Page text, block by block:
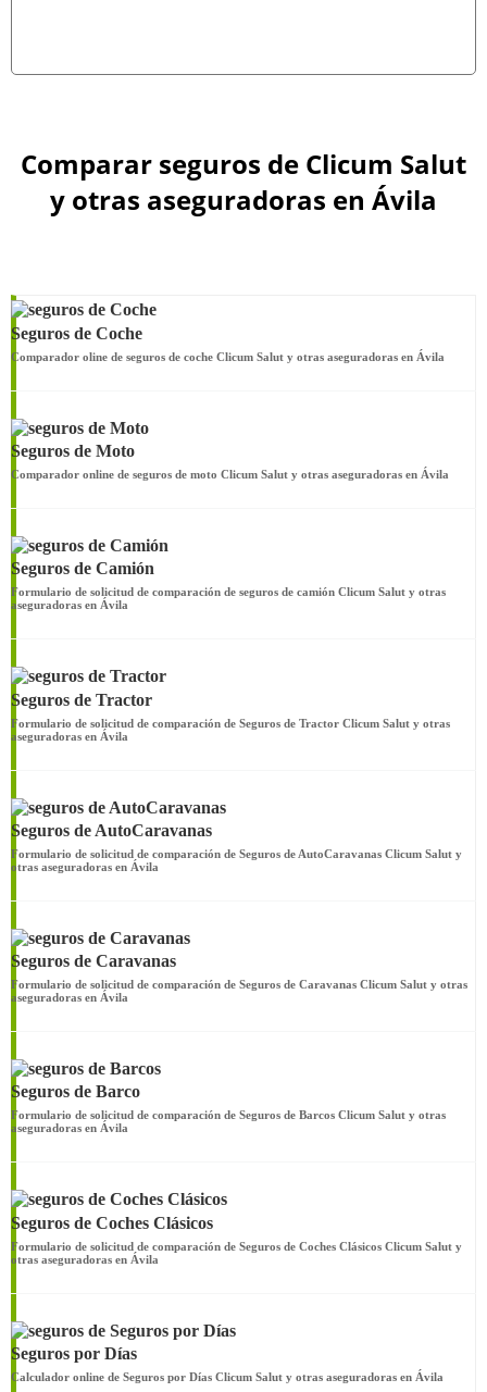
Comparar seguros de Clicum Salut
y otras aseguradoras en Ávila
Seguros de Coche
Comparador oline de seguros de coche Clicum Salut y otras aseguradoras en Ávila
Seguros de Moto
Comparador online de seguros de moto Clicum Salut y otras aseguradoras en Ávila
Seguros de Camión
Formulario de solicitud de comparación de seguros de camión Clicum Salut y otras
aseguradoras en Ávila
Seguros de Tractor
Formulario de solicitud de comparación de Seguros de Tractor Clicum Salut y otras
aseguradoras en Ávila
Seguros de AutoCaravanas
Formulario de solicitud de comparación de Seguros de AutoCaravanas Clicum Salut y
otras aseguradoras en Ávila
Seguros de Caravanas
Formulario de solicitud de comparación de Seguros de Caravanas Clicum Salut y otras
aseguradoras en Ávila
Seguros de Barco
Formulario de solicitud de comparación de Seguros de Barcos Clicum Salut y otras
aseguradoras en Ávila
Seguros de Coches Clásicos
Formulario de solicitud de comparación de Seguros de Coches Clásicos Clicum Salut y
otras aseguradoras en Ávila
Seguros por Días
Calculador online de Seguros por Días Clicum Salut y otras aseguradoras en Ávila